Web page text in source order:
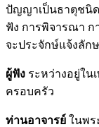
ปัญญาเป็นธาตุชนิด
ฟัง การพิจารณา ก
จะประจักษ์แจ้งลั
ผู้ฟัง ระหว่างอยู่ใน
ครอบครัว
ท่านอาจารย์ ในพร